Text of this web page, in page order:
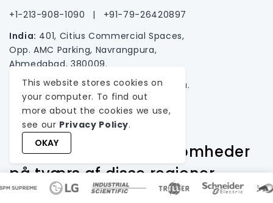
+1-213-908-1090
|
+91-79-26420897
India: 401, Citius Commercial Spaces,
Opp. AMC Parking, Navrangpura,
Ahmedabad, 380009.
USA:2372 Morse Ave., Irvine, California.
Betjener førende virksomheder
på tværs af disse regioner
USA, Canada, Australia, New Zealand, France,
This website stores cookies on
your computer. To find out
more about the cookies we use,
see our Privacy Policy.
OKAY